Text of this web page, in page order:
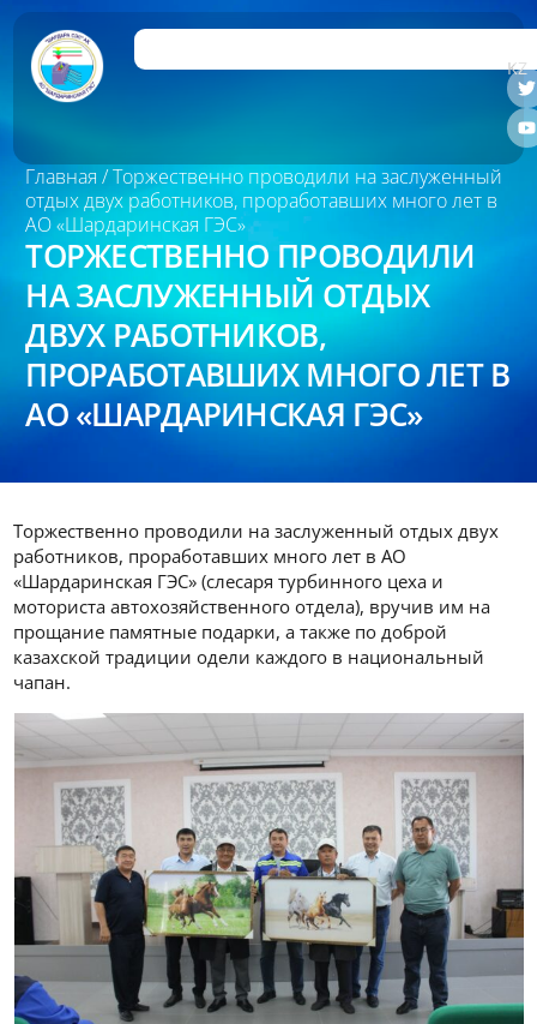
KZ
Главная / Торжественно проводили на заслуженный
отдых двух работников, проработавших много лет в
АО «Шардаринская ГЭС»
ТОРЖЕСТВЕННО ПРОВОДИЛИ
НА ЗАСЛУЖЕННЫЙ ОТДЫХ
ДВУХ РАБОТНИКОВ,
ПРОРАБОТАВШИХ МНОГО ЛЕТ В
АО «ШАРДАРИНСКАЯ ГЭС»
Торжественно проводили на заслуженный отдых двух
работников, проработавших много лет в АО
«Шардаринская ГЭС» (слесаря турбинного цеха и
моториста автохозяйственного отдела), вручив им на
прощание памятные подарки, а также по доброй
казахской традиции одели каждого в национальный
чапан.